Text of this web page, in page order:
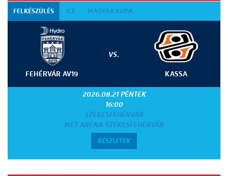
FELKÉSZÜLÉS ICE MAGYAR KUPA
FEHÉRVÁR AV19
VS.
KASSA
2026.08.21 PÉNTEK
16:00
SZÉKESFEHÉRVÁR
MET ARÉNA SZÉKESFEHÉRVÁR
RÉSZLETEK